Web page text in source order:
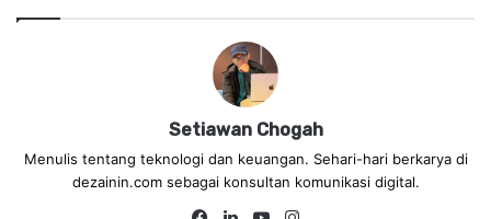
Setiawan Chogah
Menulis tentang teknologi dan keuangan. Sehari-hari berkarya di
dezainin.com sebagai konsultan komunikasi digital.